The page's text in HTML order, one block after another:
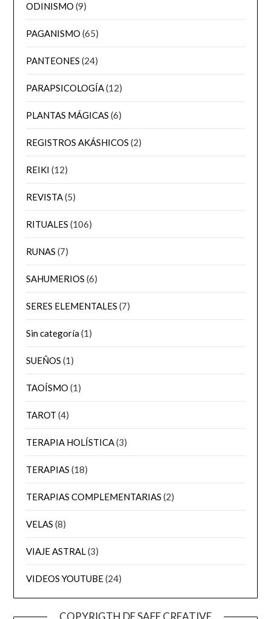
ODINISMO (9)
PAGANISMO (65)
PANTEONES (24)
PARAPSICOLOGÍA(12)
PLANTAS MÁGICAS (6)
REGISTROS AKÁSHICOS (2)
REIKI (12)
REVISTA(5)
RITUALES (106)
RUNAS (7)
SAHUMERIOS (6)
SERES ELEMENTALES (7)
Sin categoría(1)
SUEÑOS (1)
TAOÍSMO (1)
TAROT (4)
TERAPIA HOLÍSTICA(3)
TERAPIAS (18)
TERAPIAS COMPLEMENTARIAS (2)
VELAS (8)
VIAJE ASTRAL(3)
VIDEOS YOUTUBE(24)